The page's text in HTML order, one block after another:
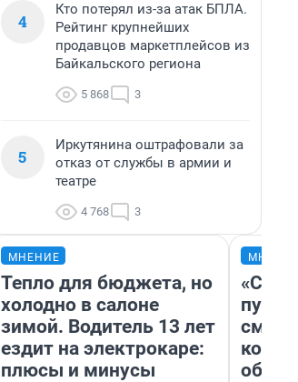
4
Кто потерял из-за атак БПЛА.
Рейтинг крупнейших
продавцов маркетплейсов из
Байкальского региона
5 868 3
5
Иркутянина оштрафовали за
отказ от службы в армии и
театре
4 768 3
МНЕНИЕ
Тепло для бюджета, но
холодно в салоне
зимой. Водитель 13 лет
ездит на электрокаре:
плюсы и минусы